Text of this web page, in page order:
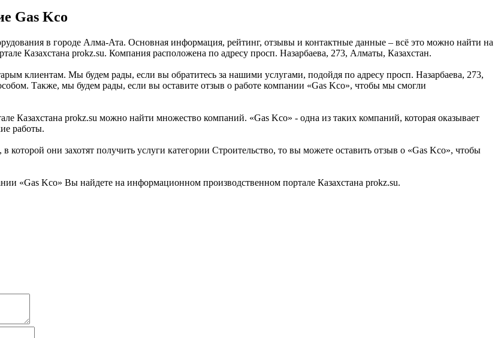
Gas Kco
в городе Алма-Ата. Основная информация, рейтинг, отзывы и контактные данные – всё это можно найти на
Казахстана prokz.su. Компания расположена по адресу просп. Назарбаева, 273, Алматы, Казахстан.
клиентам. Мы будем рады, если вы обратитесь за нашими услугами, подойдя по адресу просп. Назарбаева, 273,
Также, мы будем рады, если вы оставите отзыв о работе компании «Gas Kco», чтобы мы смогли
Казахстана prokz.su можно найти множество компаний. «Gas Kco» - одна из таких компаний, которая оказывает
работы.
которой они захотят получить услуги категории Строительство, то вы можете оставить отзыв о «Gas Kco», чтобы
«Gas Kco» Вы найдете на информационном производственном портале Казахстана prokz.su.